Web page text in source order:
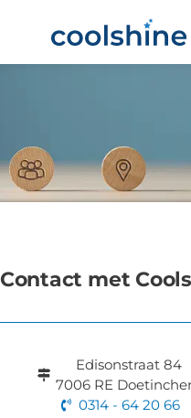
Contact met
Edisonstraat 84
7006 RE
0314 - 64 20 66